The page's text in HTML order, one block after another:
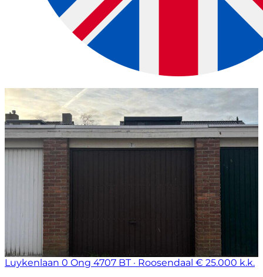
Luykenlaan 0 Ong 4707 BT · Roosendaal € 25.000 k.k.